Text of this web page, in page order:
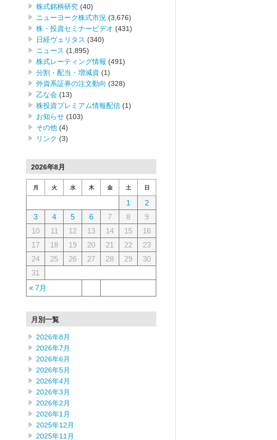
株式銘柄研究 (40)
ニューヨーク株式市況 (3,676)
株・投資セミナービデオ (431)
日経ヴェリタス (340)
ニュース (1,895)
株式レーティング情報 (491)
分割・配当・増減資 (1)
外資系証券の注文動向 (328)
乙な会 (13)
株投資プレミアム情報配信 (1)
お知らせ (103)
その他 (4)
リンク (3)
2026年8月
月 火 水 木 金 土 日
« 7月
1
2
3
4 5 6 7 8
9
10
11 12 13 14 15
16
17
18 19 20 21 22
23
24
25 26 27 28 29
30
31
月別一覧
2026年8月
2026年7月
2026年6月
2026年5月
2026年4月
2026年3月
2026年2月
2026年1月
2025年12月
2025年11月